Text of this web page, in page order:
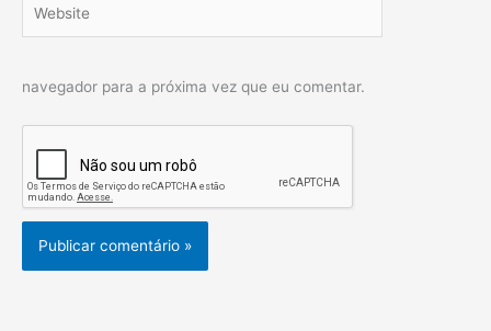
navegador para a próxima vez que eu comentar.